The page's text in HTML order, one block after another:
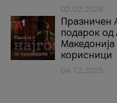
02.02.2026
Празничен
подарок од
Македонија
корисници
04.12.2025